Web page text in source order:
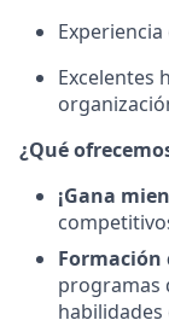
Excelentes
¿Qué
¡Gana
programas